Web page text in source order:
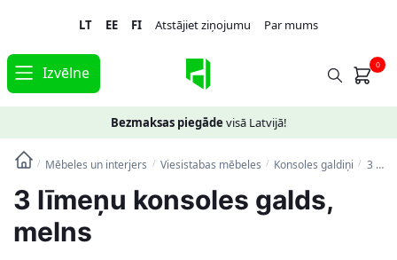
navigation
content
LT EE FI Atstājiet ziņojumu Par mums
Izvēlne 0
Bezmaksas piegāde visā Latvijā!
/ Mēbeles un interjers / Viesistabas mēbeles / Konsoles galdiņi / 3 līmeņu konsoles galds, melns
3 līmeņu konsoles galds,
melns